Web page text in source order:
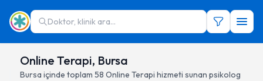
Doktor, klinik ara...
Online Terapi, Bursa
Bursa içinde toplam 58 Online Terapi hizmeti sunan psikolog